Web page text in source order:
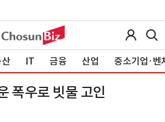
IT 금융 산업 중소기업·벤
폭우로 빗물 고인